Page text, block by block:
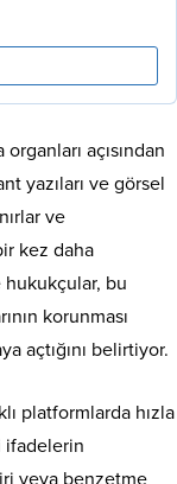
açısından
yazıları ve görsel
ve
kez daha
bu
korunması
açtığını belirtiyor.
platformlarda hızla
ifadelerin
veya benzetme